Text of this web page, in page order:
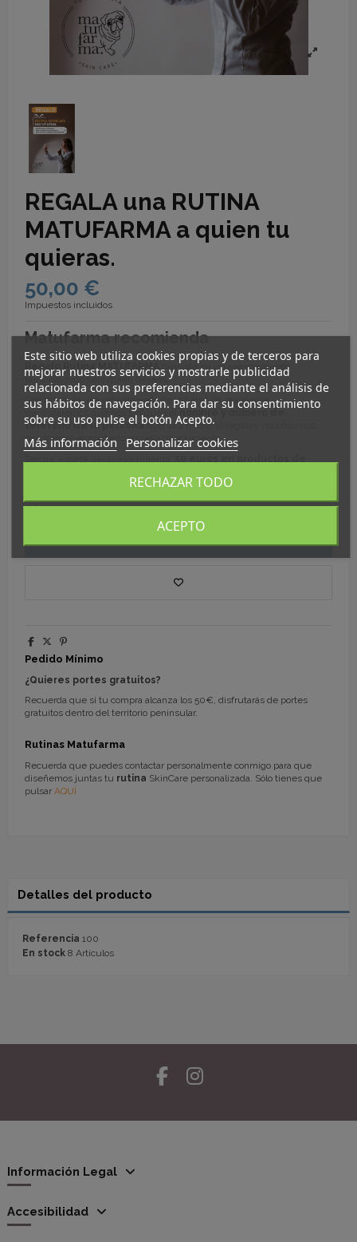
REGALA una RUTINA
MATUFARMA a quien tu
quieras.
50,00 €
Impuestos incluidos
Matufarma recomienda
Regalo Rutina MATUFARMA
consiste en un asesoramiento
personalizado para quien desees.
Consistirá en una videollamada de WhatsApp, por lo que
necesitaremos que nos indiques el
teléfono de la personaque va a recibir el regalo y nosotros nos
pondremos en contacto con ella directamente.
Pedido Mínimo
¿Quieres portes gratuitos?
Recuerda que si tu compra alcanza los 50€, disfrutarás de portes
gratuitos dentro del territorio peninsular.
Rutinas Matufarma
Recuerda que puedes contactar personalmente conmigo para que
diseñemos juntas tu rutina SkinCare personalizada. Sólo tienes que
pulsar AQUÍ
Detalles del producto
Referencia 100
En stock 8 Artículos
Información Legal
Accesibilidad
Este sitio web utiliza cookies propias y de terceros para
mejorar nuestros servicios y mostrarle publicidad
relacionada con sus preferencias mediante el análisis de
sus hábitos de navegación. Para dar su consentimiento
sobre su uso pulse el botón Acepto.
Más información Personalizar cookies
RECHAZAR TODO
ACEPTO